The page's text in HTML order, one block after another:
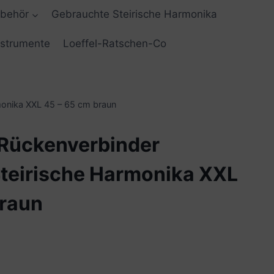
Gebrauchte Steirische Harmonika
Loeffel-Ratschen-Co
XXL 45 – 65 cm braun
Harmonika XXL